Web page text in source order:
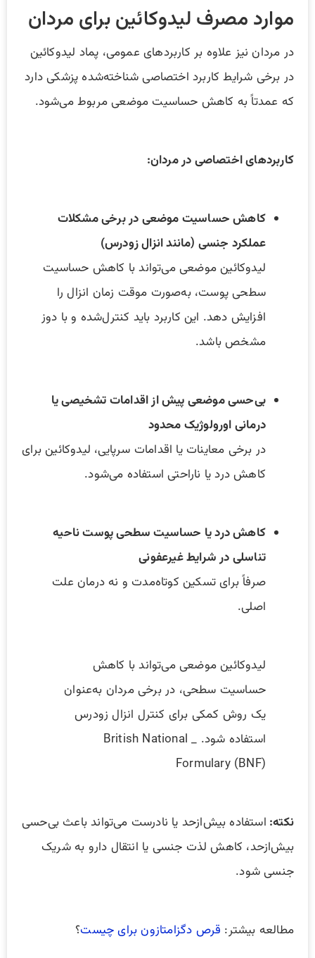
موارد مصرف لیدوکائین برای مردان
در مردان نیز علاوه بر کاربردهای عمومی، پماد لیدوکائین
در برخی شرایط کاربرد اختصاصی شناخته‌شده پزشکی دارد
که عمدتاً به کاهش حساسیت موضعی مربوط می‌شود.
کاربردهای اختصاصی در مردان:
کاهش حساسیت موضعی در برخی مشکلات
عملکرد جنسی (مانند انزال زودرس)
لیدوکائین موضعی می‌تواند با کاهش حساسیت
سطحی پوست، به‌صورت موقت زمان انزال را
افزایش دهد. این کاربرد باید کنترل‌شده و با دوز
مشخص باشد.
بی‌حسی موضعی پیش از اقدامات تشخیصی یا
درمانی اورولوژیک محدود
در برخی معاینات یا اقدامات سرپایی، لیدوکائین برای
کاهش درد یا ناراحتی استفاده می‌شود.
کاهش درد یا حساسیت سطحی پوست ناحیه
تناسلی در شرایط غیرعفونی
صرفاً برای تسکین کوتاه‌مدت و نه درمان علت
اصلی.
لیدوکائین موضعی می‌تواند با کاهش
حساسیت سطحی، در برخی مردان به‌عنوان
یک روش کمکی برای کنترل انزال زودرس
استفاده شود. _ British National
Formulary (BNF)
نکته: استفاده بیش‌ازحد یا نادرست می‌تواند باعث بی‌حسی
بیش‌ازحد، کاهش لذت جنسی یا انتقال دارو به شریک
جنسی شود.
مطالعه بیشتر: قرص دگزامتازون برای چیست؟